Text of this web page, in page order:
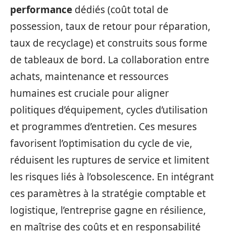
performance dédiés (coût total de
possession, taux de retour pour réparation,
taux de recyclage) et construits sous forme
de tableaux de bord. La collaboration entre
achats, maintenance et ressources
humaines est cruciale pour aligner
politiques d’équipement, cycles d’utilisation
et programmes d’entretien. Ces mesures
favorisent l’optimisation du cycle de vie,
réduisent les ruptures de service et limitent
les risques liés à l’obsolescence. En intégrant
ces paramètres à la stratégie comptable et
logistique, l’entreprise gagne en résilience,
en maîtrise des coûts et en responsabilité